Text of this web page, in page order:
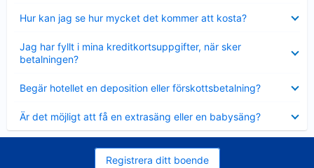
Hur kan jag se hur mycket det kommer att kosta?
mindre
Jag har fyllt i mina kreditkortsuppgifter, när sker
betalningen?
mindre
Begär hotellet en deposition eller förskottsbetalning?
mindre
Är det möjligt att få en extrasäng eller en babysäng?
mindre
Registrera ditt boende